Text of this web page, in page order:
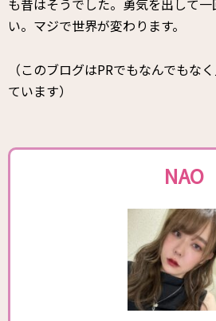
も昔はそうでした。勇気を出して
い。マジで世界が変わります。
（このブログはPRでもなんでもな
ています）
NAO